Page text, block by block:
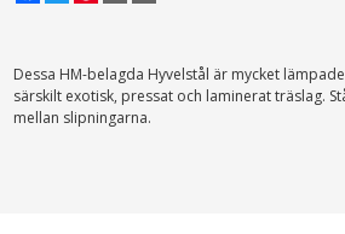
Dessa HM-belagda Hyvelstål är mycket
särskilt exotisk, pressat och laminerat träslag.
mellan slipningarna.